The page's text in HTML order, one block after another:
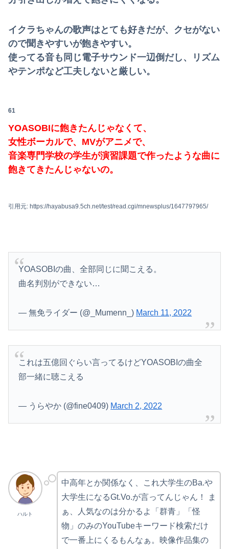
イクラちゃんの歌声はとても好きだが、クセがない
ので聞きやすいが飽きやすい。
使ってる音も同じ電子サウンド一辺倒だし、リズム
やテンポなど工夫しないと厳しい。
61
YOASOBIに飽きたんじゃなくて、
女性ボーカルで、MVがアニメで、
音楽専門学校の学生が演習課題で作ったような曲に
飽きてきたんじゃないの。
引用元: https://hayabusa9.5ch.net/test/read.cgi/mnewsplus/1647797965/
YOASOBIの曲、全部同じに聞こえる。
曲名判別ができない…
— 無免ライダー (@_Mumenn_) March 11, 2022
これは五億回ぐらい言ってるけどYOASOBIの曲全
部一緒に聴こえる
— うらやか (@fine0409) March 2, 2022
ハルト
中高年とか関係なく、これ大学生のBa.や
大学生になるGt.Vo.が言ってんじゃん！ ま
ぁ、人気なのは分かるよ「群青」「怪
物」のみのYouTubeキーワード検索だけ
で一番上にくるもんなぁ。映像作品集の